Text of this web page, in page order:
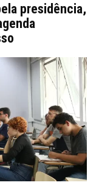
presidência,